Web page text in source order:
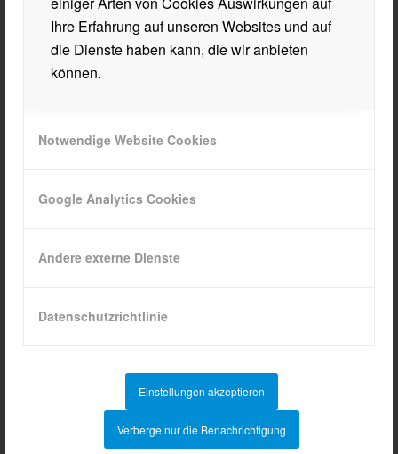
Ihre Erfahrung auf unseren Websites und auf
die Dienste haben kann, die wir anbieten
können.
Notwendige Website Cookies
Google Analytics Cookies
Andere externe Dienste
Datenschutzrichtlinie
Einstellungen akzeptieren
Verberge nur die Benachrichtigung
Mo. 09.02.26 bis Fr. 13.02.26, 08:00 – 13:00
über die Sommerferien geschlossen
Termine
WebUntis
Sprechstunden
AKTUELLES